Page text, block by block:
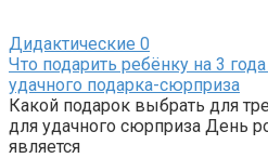
Дидактические 0
Что подарить ребёнку на 3
удачного подарка-сюрприза
Какой подарок выбрать для
для удачного сюрприза День
является